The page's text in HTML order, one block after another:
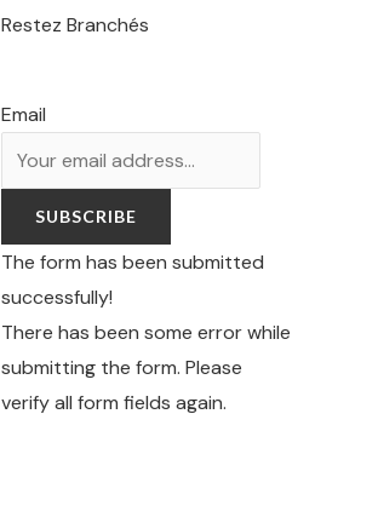
Restez Branchés
Email
SUBSCRIBE
The form has been submitted
successfully!
There has been some error while
submitting the form. Please
verify all form fields again.